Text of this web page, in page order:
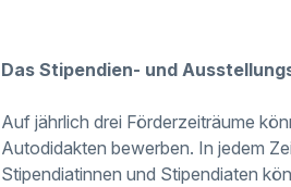
Das Stipendien- und
Auf jährlich drei Förderzeiträume
Autodidakten bewerben. In jedem
Stipendiatinnen und Stipendiaten